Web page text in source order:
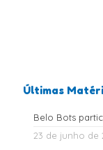
Últimas
Belo Bots
23 de junho de